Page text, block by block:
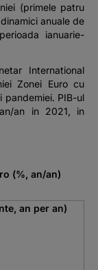
(primele patru
anuale de
ianuarie-
International
Zonei Euro cu
PIB-ul
an in 2021, in
(%, an/an)